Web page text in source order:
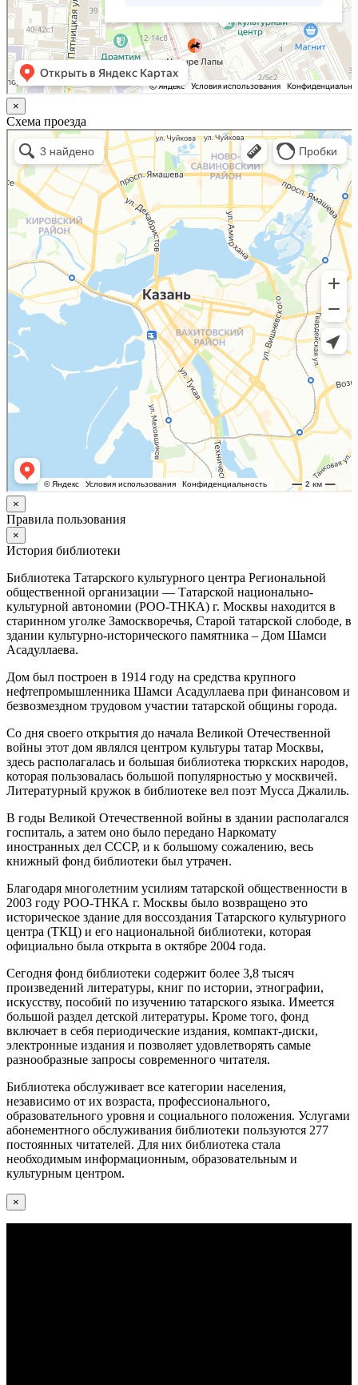
×
Схема проезда
Казань
Малый Татарский переулок, 8 на карте Москвы, ближайшее метро Новокузнецкая —
Яндекс.Карты
×
Правила пользования
×
История библиотеки
Библиотека Татарского культурного центра Региональной
общественной организации — Татарской национально-
культурной автономии (РОО-ТНКА) г. Москвы находится в
старинном уголке Замоскворечья, Старой татарской слободе, в
здании культурно-исторического памятника – Дом Шамси
Асадуллаева.
Дом был построен в 1914 году на средства крупного
нефтепромышленника Шамси Асадуллаева при финансовом и
безвозмездном трудовом участии татарской общины города.
Со дня своего открытия до начала Великой Отечественной
войны этот дом являлся центром культуры татар Москвы,
здесь располагалась и большая библиотека тюркских народов,
которая пользовалась большой популярностью у москвичей.
Литературный кружок в библиотеке вел поэт Мусса Джалиль.
В годы Великой Отечественной войны в здании располагался
госпиталь, а затем оно было передано Наркомату
иностранных дел СССР, и к большому сожалению, весь
книжный фонд библиотеки был утрачен.
Благодаря многолетним усилиям татарской общественности в
2003 году РОО-ТНКА г. Москвы было возвращено это
историческое здание для воссоздания Татарского культурного
центра (ТКЦ) и его национальной библиотеки, которая
официально была открыта в октябре 2004 года.
Сегодня фонд библиотеки содержит более 3,8 тысяч
произведений литературы, книг по истории, этнографии,
искусству, пособий по изучению татарского языка. Имеется
большой раздел детской литературы. Кроме того, фонд
включает в себя периодические издания, компакт-диски,
электронные издания и позволяет удовлетворять самые
разнообразные запросы современного читателя.
Библиотека обслуживает все категории населения,
независимо от их возраста, профессионального,
образовательного уровня и социального положения. Услугами
абонементного обслуживания библиотеки пользуются 277
постоянных читателей. Для них библиотека стала
необходимым информационным, образовательным и
культурным центром.
×